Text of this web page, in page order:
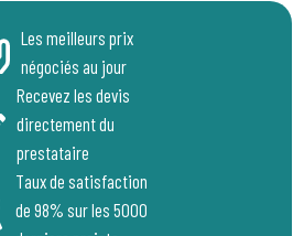
Les meilleurs prix
négociés au jour
Recevez les devis
directement du
prestataire
Taux de satisfaction
de 98% sur les 5000